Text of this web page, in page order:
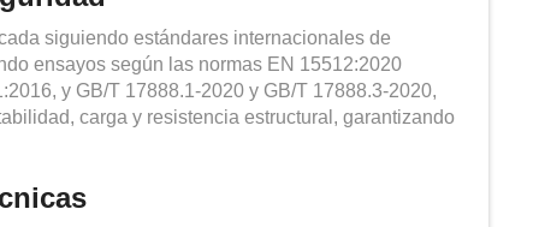
siguiendo estándares internacionales de
ensayos según las normas EN 15512:2020
y GB/T 17888.1-2020 y GB/T 17888.3-2020,
carga y resistencia estructural, garantizando